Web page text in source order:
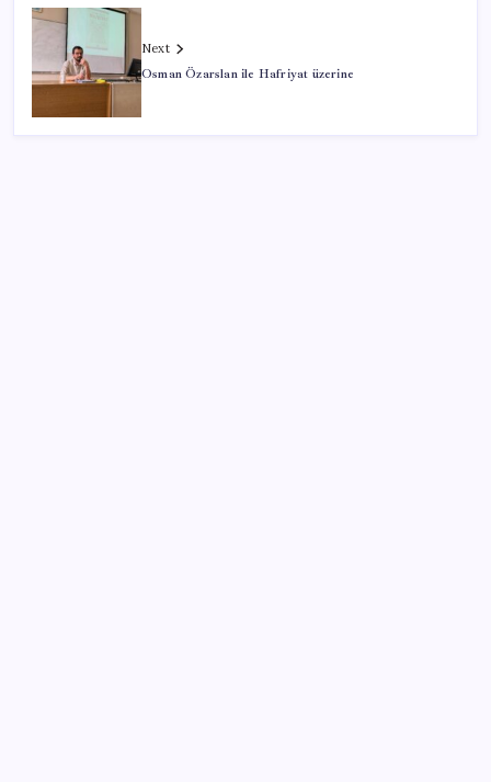
Next
Osman Özarslan ile Hafriyat üzerine